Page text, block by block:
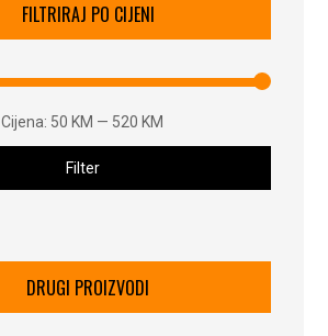
FILTRIRAJ PO CIJENI
Filter
Cijena: 50 KM — 520 KM
DRUGI PROIZVODI